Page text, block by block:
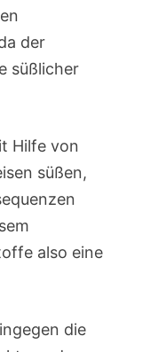
der
süßlicher
Hilfe von
süßen,
also eine
die